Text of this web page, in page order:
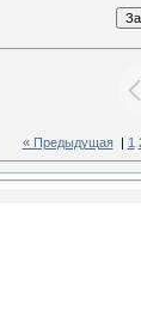
« Предыдущая| 1